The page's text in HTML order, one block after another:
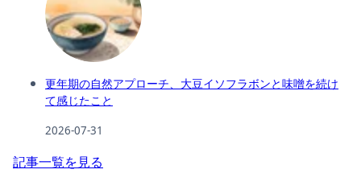
更年期の自然アプローチ、大豆イソフラボンと味噌を続け
て感じたこと
2026-07-31
記事一覧を見る